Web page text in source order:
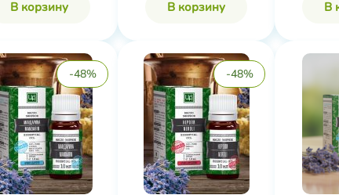
В корзину В корзину В
-48% -48%